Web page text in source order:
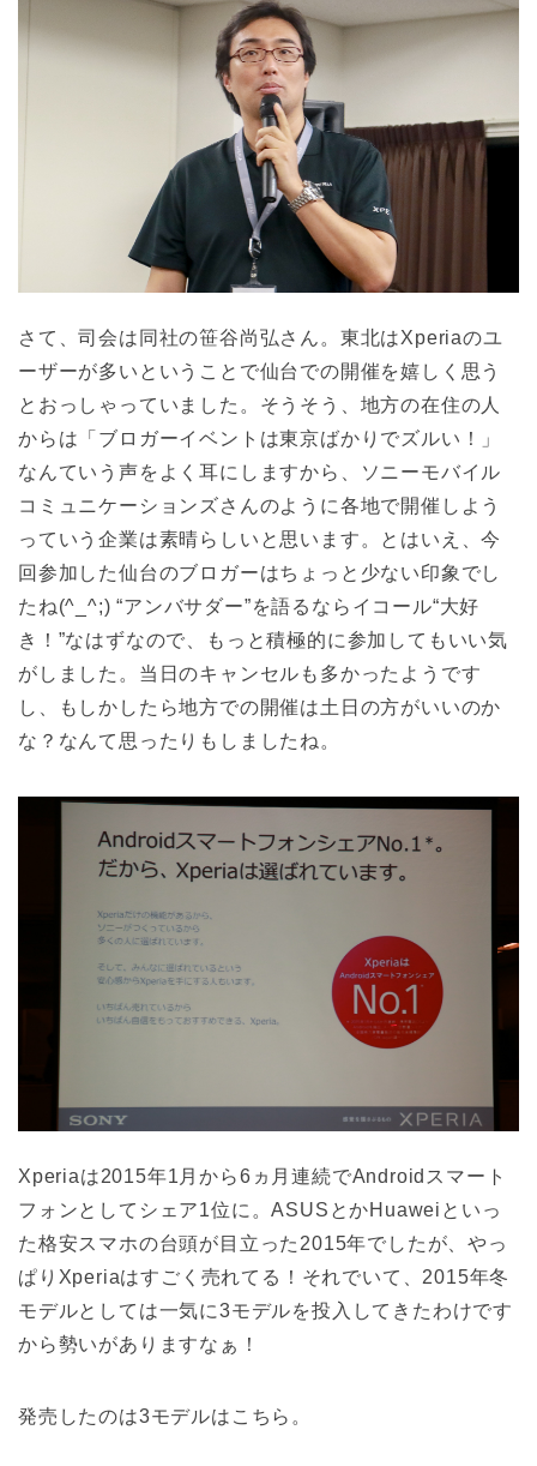
さて、司会は同社の笹谷尚弘さん。東北はXperiaのユ
ーザーが多いということで仙台での開催を嬉しく思う
とおっしゃっていました。そうそう、地方の在住の人
からは「ブロガーイベントは東京ばかりでズルい！」
なんていう声をよく耳にしますから、ソニーモバイル
コミュニケーションズさんのように各地で開催しよう
っていう企業は素晴らしいと思います。とはいえ、今
回参加した仙台のブロガーはちょっと少ない印象でし
たね(^_^;) “アンバサダー”を語るならイコール“大好
き！”なはずなので、もっと積極的に参加してもいい気
がしました。当日のキャンセルも多かったようです
し、もしかしたら地方での開催は土日の方がいいのか
な？なんて思ったりもしましたね。
Xperiaは2015年1月から6ヵ月連続でAndroidスマート
フォンとしてシェア1位に。ASUSとかHuaweiといっ
た格安スマホの台頭が目立った2015年でしたが、やっ
ぱりXperiaはすごく売れてる！それでいて、2015年冬
モデルとしては一気に3モデルを投入してきたわけです
から勢いがありますなぁ！
発売したのは3モデルはこちら。